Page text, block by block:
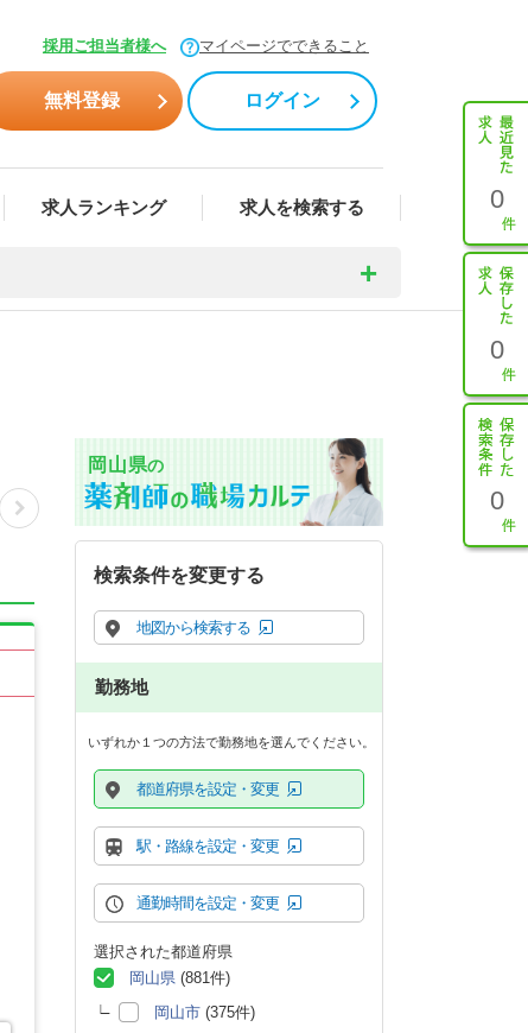
採用ご担当者様へ マイページでできること
無料登録 ログイン
求人ランキング 求人を検索する 0
0
0
岡山県の
検索条件を変更する
地図から検索する
勤務地
いずれか１つの方法で勤務地を選んでください。
都道府県を設定・変更
駅・路線を設定・変更
通勤時間を設定・変更
選択された都道府県
岡山県 (881件)
岡山市 (375件)